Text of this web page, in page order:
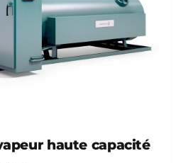
haute capacité